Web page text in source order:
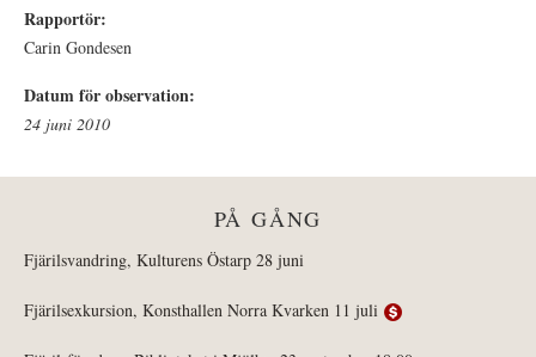
Rapportör:
Carin Gondesen
Datum för observation:
24 juni 2010
PÅ GÅNG
Fjärilsvandring, Kulturens Östarp 28 juni
Fjärilsexkursion, Konsthallen Norra Kvarken 11 juli